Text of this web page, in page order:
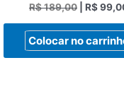
R$189,00| R$
Colocar no